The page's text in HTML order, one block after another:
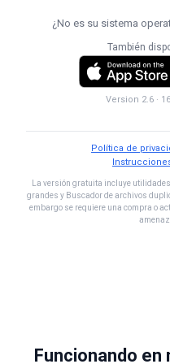
¿No es su sistema
También
Política de
La versión gratuita incluye
grandes y Buscador de archivos
embargo se requiere una compra o
Version 2.6 ·
Funcionando